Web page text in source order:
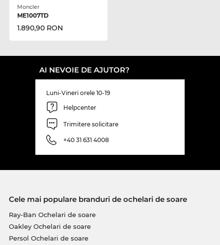
Moncler
ME1007TD
1.890,90 RON
AI NEVOIE DE AJUTOR?
Luni-Vineri orele 10-19
Helpcenter
Trimitere solicitare
+40 31 631 4008
Cele mai populare branduri de ochelari de soare
Ray-Ban Ochelari de soare
Oakley Ochelari de soare
Persol Ochelari de soare